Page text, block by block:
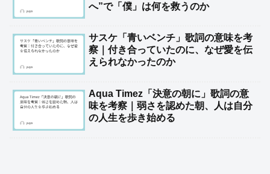
へ”で「僕」は何を救うのか
サスケ「青いベンチ」歌詞の意味を考
察｜付き合っていたのに、なぜ愛を伝
えられなかったのか
Aqua Timez「決意の朝に」歌詞の意
味を考察｜弱さを認めた朝、人は自分
の人生を歩き始める